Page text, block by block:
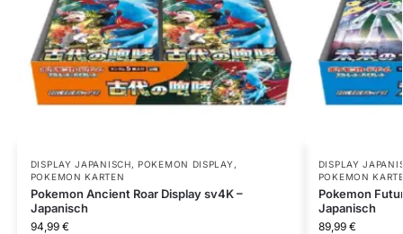
DISPLAY JAPANISCH,POKEMON DISPLAY ,
POKEMON KARTEN
Pokemon Ancient Roar Display sv4K –
Japanisch
94,99 €
DISPLAY
POKEMON
Pokemon
Japanisch
89,99 €